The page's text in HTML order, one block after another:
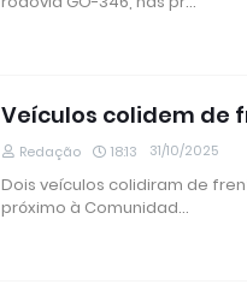
Veículos colidem de
Redação 18:13 31/10/2025
Dois veículos colidiram de
próximo à Comunidad…